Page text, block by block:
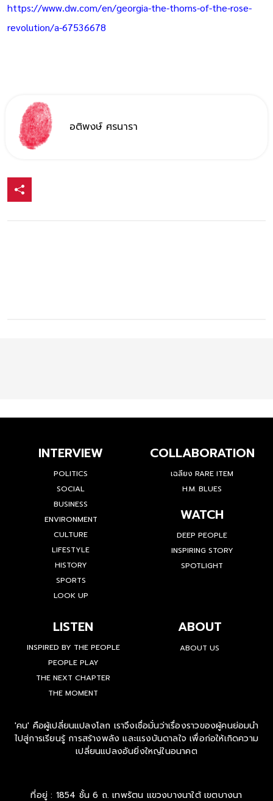
https://www.dw.com/en/georgia-the-thorns-of-the-rose-
revolution/a-67536678
อติพงษ์ ศรนารา
INTERVIEW
POLITICS
SOCIAL
BUSINESS
ENVIRONMENT
CULTURE
LIFESTYLE
HISTORY
SPORTS
LOOK UP
COLLABORATION
เฉลียง RARE ITEM
H.M. BLUES
WATCH
DEEP PEOPLE
INSPIRING STORY
SPOTLIGHT
LISTEN
INSPIRED BY THE PEOPLE
PEOPLE PLAY
THE NEXT CHAPTER
THE MOMENT
ABOUT
ABOUT US
'คน' คือผู้เปลี่ยนแปลงโลก เราจึงเชื่อมั่นว่าเรื่องราวของผู้คนย่อมนำ
ไปสู่การเรียนรู้ การสร้างพลัง และแรงบันดาลใจ เพื่อก่อให้เกิดความ
เปลี่ยนแปลงอันยิ่งใหญ่ในอนาคต
ที่อยู่ : 1854 ชั้น 6 ถ. เทพรัตน แขวงบางนาใต้ เขตบางนา